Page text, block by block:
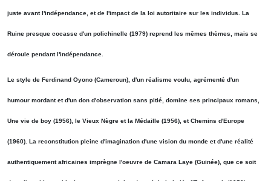
juste avant l'indépendance, et de l'impact de la loi autoritaire sur les individus. La
Ruine presque cocasse d'un polichinelle (1979) reprend les mêmes thèmes, mais se
déroule pendant l'indépendance.
Le style de Ferdinand Oyono (Cameroun), d'un réalisme voulu, agrémenté d'un
humour mordant et d'un don d'observation sans pitié, domine ses principaux romans,
Une vie de boy (1956), le Vieux Nègre et la Médaille (1956), et Chemins d'Europe
(1960). La reconstitution pleine d'imagination d'une vision du monde et d'une réalité
authentiquement africaines imprègne l'oeuvre de Camara Laye (Guinée), que ce soit